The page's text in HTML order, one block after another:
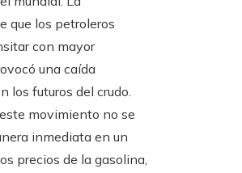
que los petroleros
con mayor
una caída
los futuros del crudo.
movimiento no se
inmediata en un
precios de la gasolina,